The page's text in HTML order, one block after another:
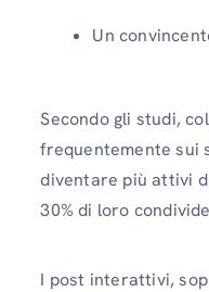
Un
Secondo gli studi,
frequentemente sui
diventare più attivi
30% di loro
I post interattivi,